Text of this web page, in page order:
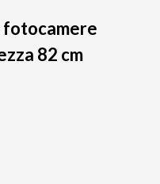
fotocamere
82 cm